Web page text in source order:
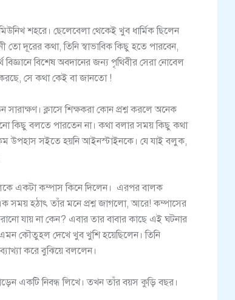
শহরে। ছেলেবেলা থেকেই খুব ধার্মিক ছিলেন
তো দূরের কথা, তিনি স্বাভাবিক কিছু হতে পারবেন,
বিজ্ঞানে বিশেষ অবদানের জন্য পৃথিবীর সেরা নোবেল
সে কথা কেই বা জানতো !
সারাক্ষণ। ক্লাসে শিক্ষকরা কোন প্রশ্ন করলে অনেক
কিছু বলতে পারতেন না। কথা বলার সময় কিছু কথা
উপহাস সইতে হয়নি আইনস্টাইনকে। যে যাই বলুক,
একটা কম্পাস কিনে দিলেন। এরপর বালক
সময় হঠাৎ তাঁর মনে প্রশ্ন জাগলো, আরে! কম্পাসের
যায় না কেন? এবার তার বাবার কাছে এই ঘটনার
কৌতুহল দেখে খুব খুশি হয়েছিলেন। তিনি
করে বুঝিয়ে বললেন।
একটি নিবন্ধ লিখে। তখন তাঁর বয়স কুড়ি বছর।